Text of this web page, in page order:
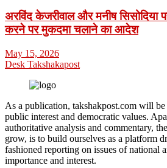
अरविंद केजरीवाल और मनीष सिसोदिया
करने पर मुकदमा चलाने का आदेश
May 15, 2026
Desk Takshakapost
As a publication, takshakpost.com will
public interest and democratic values.
authoritative analysis and commentary,
grow, is to build ourselves as a platform
fashioned reporting on issues of national
importance and interest.